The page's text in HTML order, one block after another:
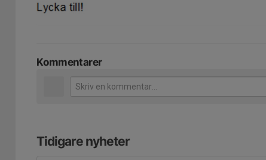
Kommentarer
Tidigare nyheter